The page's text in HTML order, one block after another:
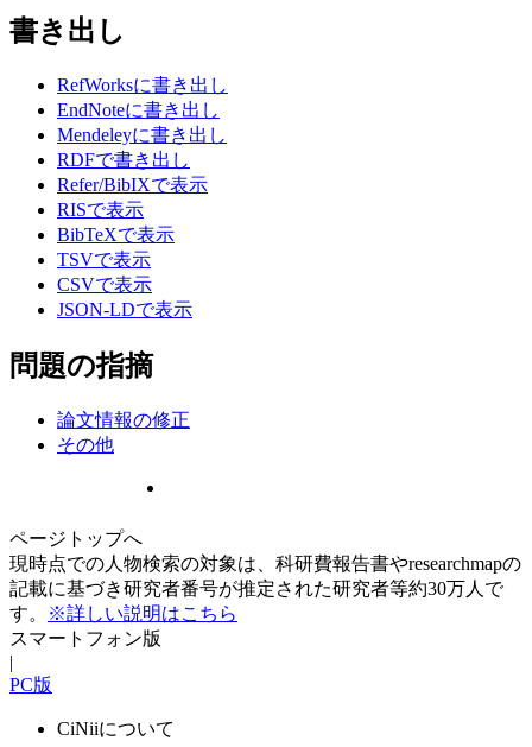
書き出し
RefWorksに書き出し
EndNoteに書き出し
Mendeleyに書き出し
RDFで書き出し
Refer/BibIXで表示
RISで表示
BibTeXで表示
TSVで表示
CSVで表示
JSON-LDで表示
問題の指摘
論文情報の修正
その他
ページトップへ
現時点での人物検索の対象は、科研費報告書やresearchmapの
記載に基づき研究者番号が推定された研究者等約30万人で
す。
※詳しい説明はこちら
スマートフォン版
|
PC版
CiNiiについて